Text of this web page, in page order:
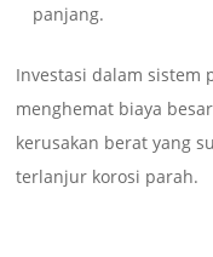
panjang.
Investasi dalam sistem
menghemat biaya
kerusakan berat yang
terlanjur korosi parah.